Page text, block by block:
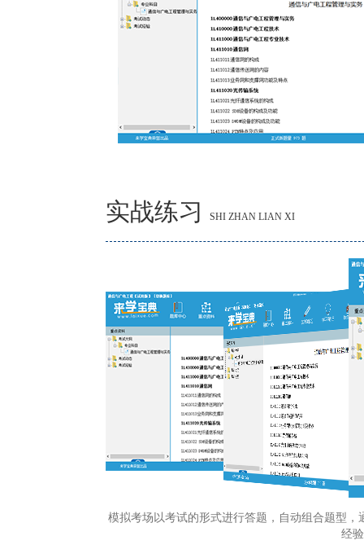
实战练习 SHI ZHAN LIAN XI
模拟考场以考试的形式进行答题，自动组合题型
经